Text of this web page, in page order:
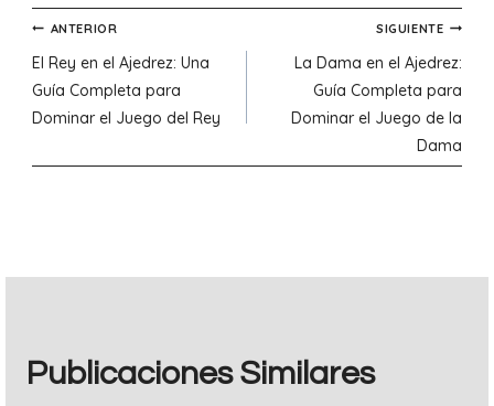
Navegación
de
entradas
ANTERIOR
El Rey en el Ajedrez: Una
Guía Completa para
Dominar el Juego del Rey
SIGUIENTE
La Dama en el Ajedrez:
Guía Completa para
Dominar el Juego de la
Dama
Publicaciones Similares